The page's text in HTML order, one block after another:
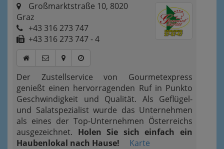
Großmarktstraße 10, 8020
Graz
+43 316 273 747
+43 316 273 747 - 4
Der Zustellservice von Gourmetexpress
genießt einen hervorragenden Ruf in Punkto
Geschwindigkeit und Qualität. Als Geflügel-
und Salatspezialist wurde das Unternehmen
als eines der Top-Unternehmen Österreichs
ausgezeichnet. Holen Sie sich einfach ein
Haubenlokal nach Hause! Karte